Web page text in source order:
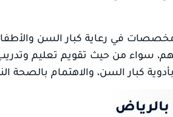
مخصصات في رعاية كبار السن
سواء من حيث تقويم تعليم
كبار السن، والاهتمام بالصحة